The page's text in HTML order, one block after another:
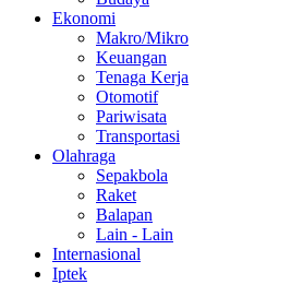
Ekonomi
Makro/Mikro
Keuangan
Tenaga Kerja
Otomotif
Pariwisata
Transportasi
Olahraga
Sepakbola
Raket
Balapan
Lain - Lain
Internasional
Iptek